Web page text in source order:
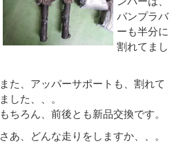
バンプラバ
ーも半分に
割れてまし
また、アッパーサポートも、割れて
ました、、。
もちろん、前後とも新品交換です。
さあ、どんな走りをしますか、、。